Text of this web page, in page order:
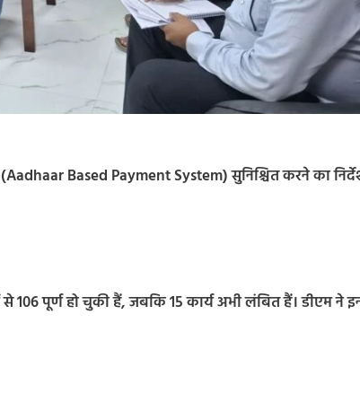
Based Payment System) सुनिश्चित करने का
106 पूर्ण हो चुकी हैं, जबकि 15 कार्य अभी लंबित हैं। डीएम ने